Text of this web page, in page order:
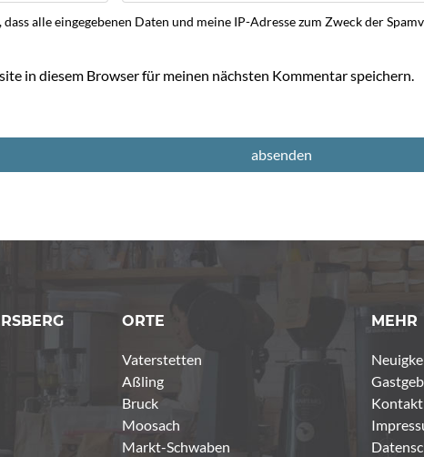
alle eingegebenen Daten und meine IP-Adresse zum Zweck der
in diesem Browser für meinen nächsten Kommentar speichern.
ORTE
Vaterstetten
Aßling
Bruck
Moosach
Markt-Schwaben
MEHR
Kontakt